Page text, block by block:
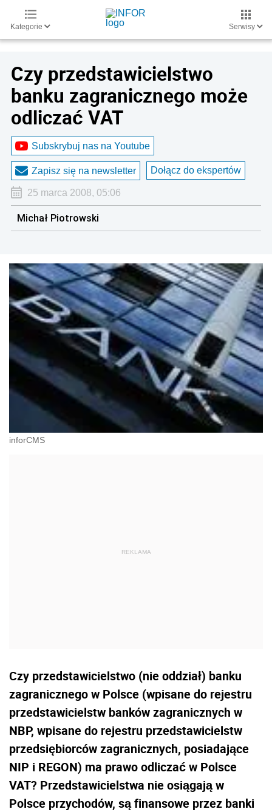
Kategorie Serwisy
Czy przedstawicielstwo
banku zagranicznego może
odliczać VAT
Subskrybuj nas na Youtube
Zapisz się na newsletter Dołącz do ekspertów
25 marca 2008, 05:06
Michał Piotrowski
inforCMS
Czy przedstawicielstwo (nie oddział) banku
zagranicznego w Polsce (wpisane do rejestru
przedstawicielstw banków zagranicznych w
NBP, wpisane do rejestru przedstawicielstw
przedsiębiorców zagranicznych, posiadające
NIP i REGON) ma prawo odliczać w Polsce
VAT? Przedstawicielstwa nie osiągają w
Polsce przychodów, są finansowe przez banki